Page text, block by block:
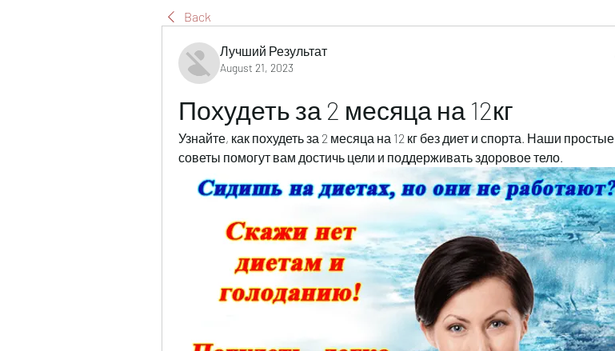
Back
Лучший Результат
August 21, 2023
Похудеть за 2 месяца на 12кг
Узнайте, как похудеть за 2 месяца на 12 кг без диет и спорта. Наши простые
советы помогут вам достичь цели и поддерживать здоровое тело.